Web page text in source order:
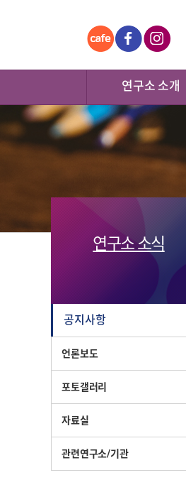
연구소 소개
연구소 소식
공지사항
언론보도
포토갤러리
자료실
관련연구소/기관